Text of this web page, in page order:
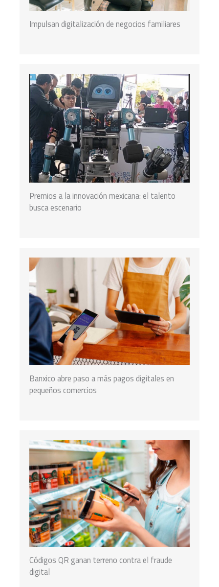
Impulsan digitalización de negocios familiares
Premios a la innovación mexicana: el talento
busca escenario
Banxico abre paso a más pagos digitales en
pequeños comercios
Códigos QR ganan terreno contra el fraude
digital